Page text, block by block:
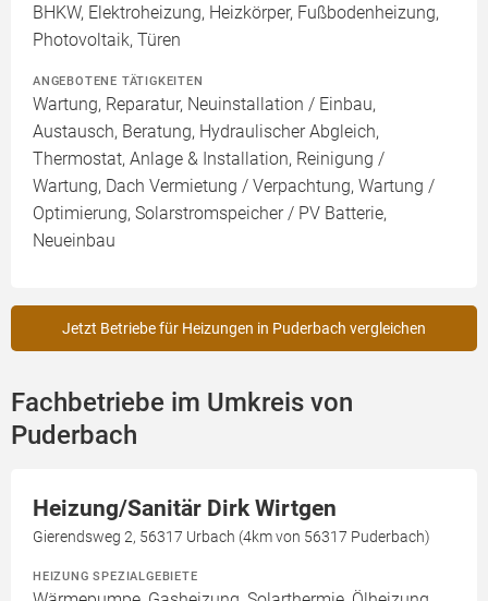
BHKW, Elektroheizung, Heizkörper, Fußbodenheizung,
Photovoltaik, Türen
ANGEBOTENE TÄTIGKEITEN
Wartung, Reparatur, Neuinstallation / Einbau,
Austausch, Beratung, Hydraulischer Abgleich,
Thermostat, Anlage & Installation, Reinigung /
Wartung, Dach Vermietung / Verpachtung, Wartung /
Optimierung, Solarstromspeicher / PV Batterie,
Neueinbau
Jetzt Betriebe für Heizungen in Puderbach vergleichen
Fachbetriebe im Umkreis von
Puderbach
Heizung/Sanitär Dirk Wirtgen
Gierendsweg 2, 56317 Urbach (4km von 56317 Puderbach)
HEIZUNG SPEZIALGEBIETE